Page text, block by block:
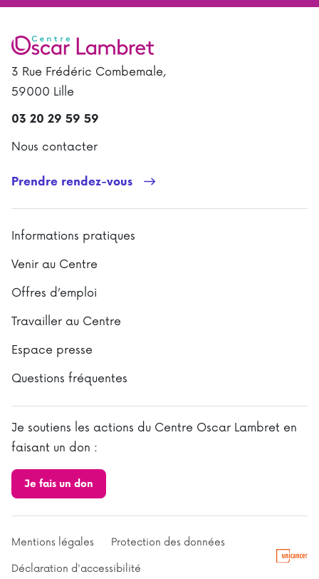
3 Rue Frédéric Combemale,
59000 Lille
03 20 29 59 59
Nous contacter
Prendre rendez-vous
Informations pratiques
Venir au Centre
Offres d’emploi
Travailler au Centre
Espace presse
Questions fréquentes
Je soutiens les actions du Centre Oscar Lambret en
faisant un don :
Je fais un don
Mentions légales Protection des données
Déclaration d'accessibilité